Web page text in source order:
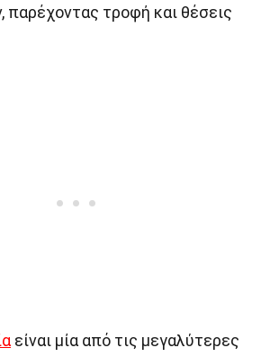
τροφή και θέσεις
είναι μία από τις μεγαλύτερες